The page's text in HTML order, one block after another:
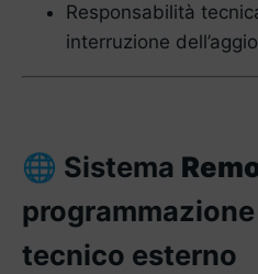
Responsabilità
interruzione
🌐 Sistema
tecnico esterno